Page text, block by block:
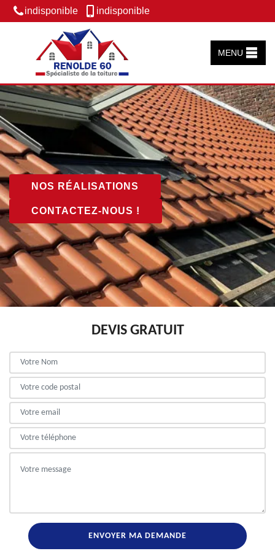
indisponible indisponible
MENU
NOS RÉALISATIONS
CONTACTEZ-NOUS !
DEVIS GRATUIT